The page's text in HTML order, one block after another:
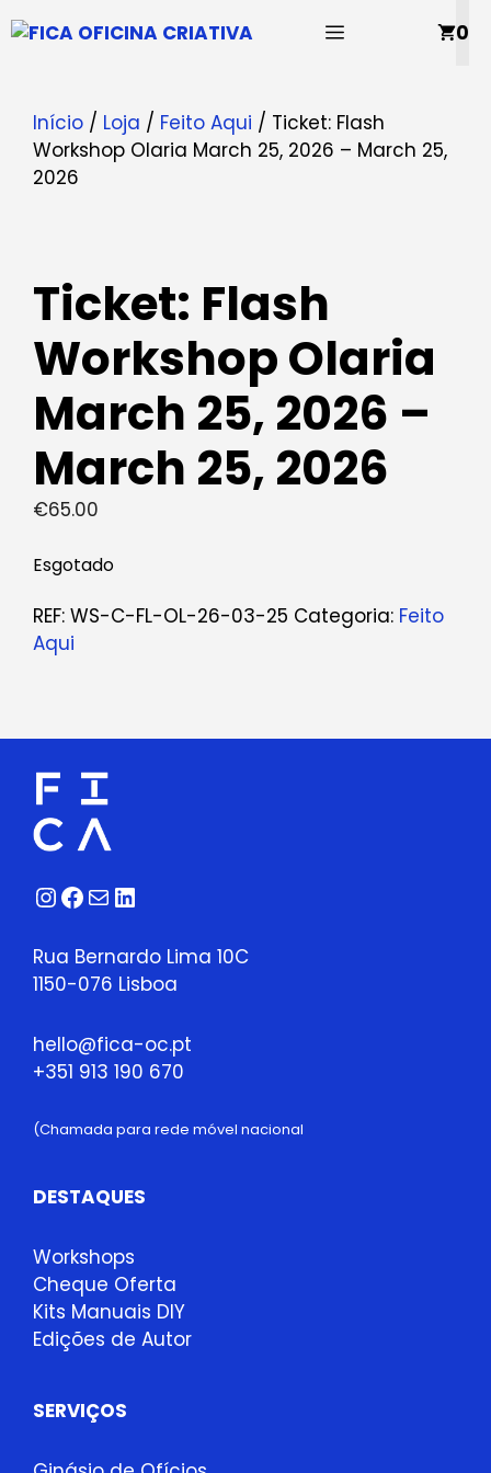
para
MENU 0
Início / Loja / Feito Aqui / Ticket: Flash
Workshop Olaria March 25, 2026 – March 25,
2026
Ticket: Flash
Workshop Olaria
March 25, 2026 –
March 25, 2026
€65.00
Esgotado
REF: WS-C-FL-OL-26-03-25 Categoria: Feito
Aqui
Instagram
Facebook
Correio
LinkedIn
Rua Bernardo Lima 10C
1150-076 Lisboa
hello@fica-oc.pt
+351 913 190 670
(Chamada para rede móvel nacional
DESTAQUES
Workshops
Cheque Oferta
Kits Manuais DIY
Edições de Autor
SERVIÇOS